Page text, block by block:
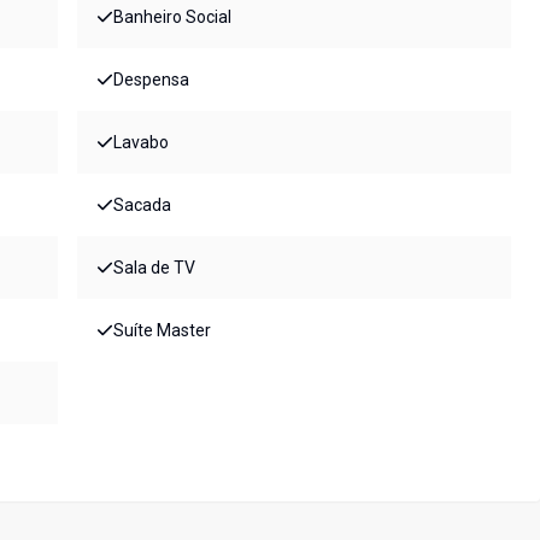
Banheiro Social
Despensa
Lavabo
Sacada
Sala de TV
Suíte Master